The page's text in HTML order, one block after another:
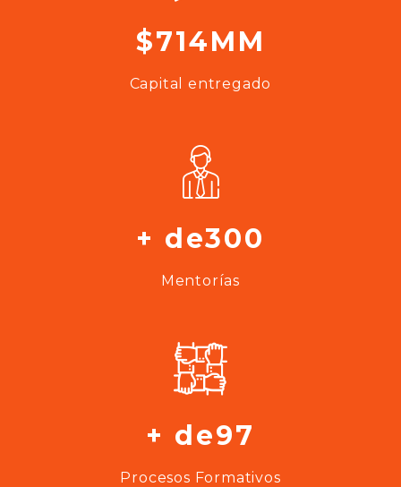
$714MM
Capital entregado
+ de300
Mentorías
+ de97
Procesos Formativos